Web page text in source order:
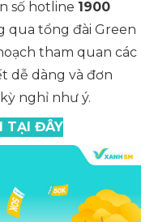
số hotline 1900
qua tổng đài Green
tham quan các
dễ dàng và đơn
nghỉ như ý.
TẠI ĐÂY